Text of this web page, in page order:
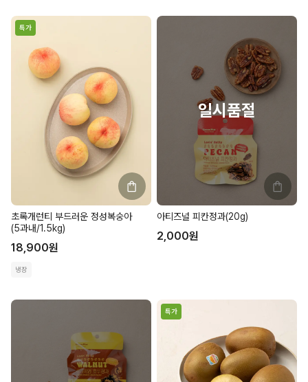
특가
초록개런티 부드러운 정성복숭아
(5과내/1.5kg)
18,900원
냉장
아티즈널 피칸정과(20g)
2,000원
특가